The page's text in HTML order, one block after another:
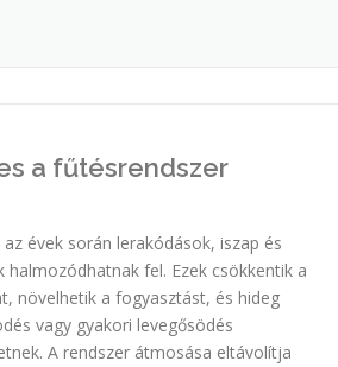
a fűtésrendszer
évek során lerakódások, iszap és
fel. Ezek csökkentik a
növelhetik a fogyasztást, és hideg
vagy gyakori levegősödés
A rendszer átmosása eltávolítja